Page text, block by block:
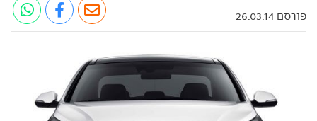
פורסם 26.03.14